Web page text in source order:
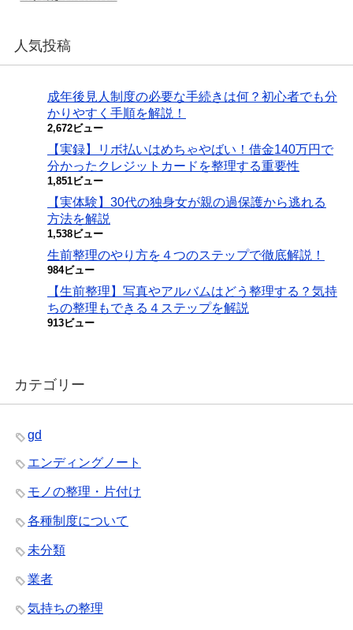
人気投稿
成年後見人制度の必要な手続きは何？初心者でも分
かりやすく手順を解説！
2,672ビュー
【実録】リボ払いはめちゃやばい！借金140万円で
分かったクレジットカードを整理する重要性
1,851ビュー
【実体験】30代の独身女が親の過保護から逃れる
方法を解説
1,538ビュー
生前整理のやり方を４つのステップで徹底解説！
984ビュー
【生前整理】写真やアルバムはどう整理する？気持
ちの整理もできる４ステップを解説
913ビュー
カテゴリー
gd
エンディングノート
モノの整理・片付け
各種制度について
未分類
業者
気持ちの整理